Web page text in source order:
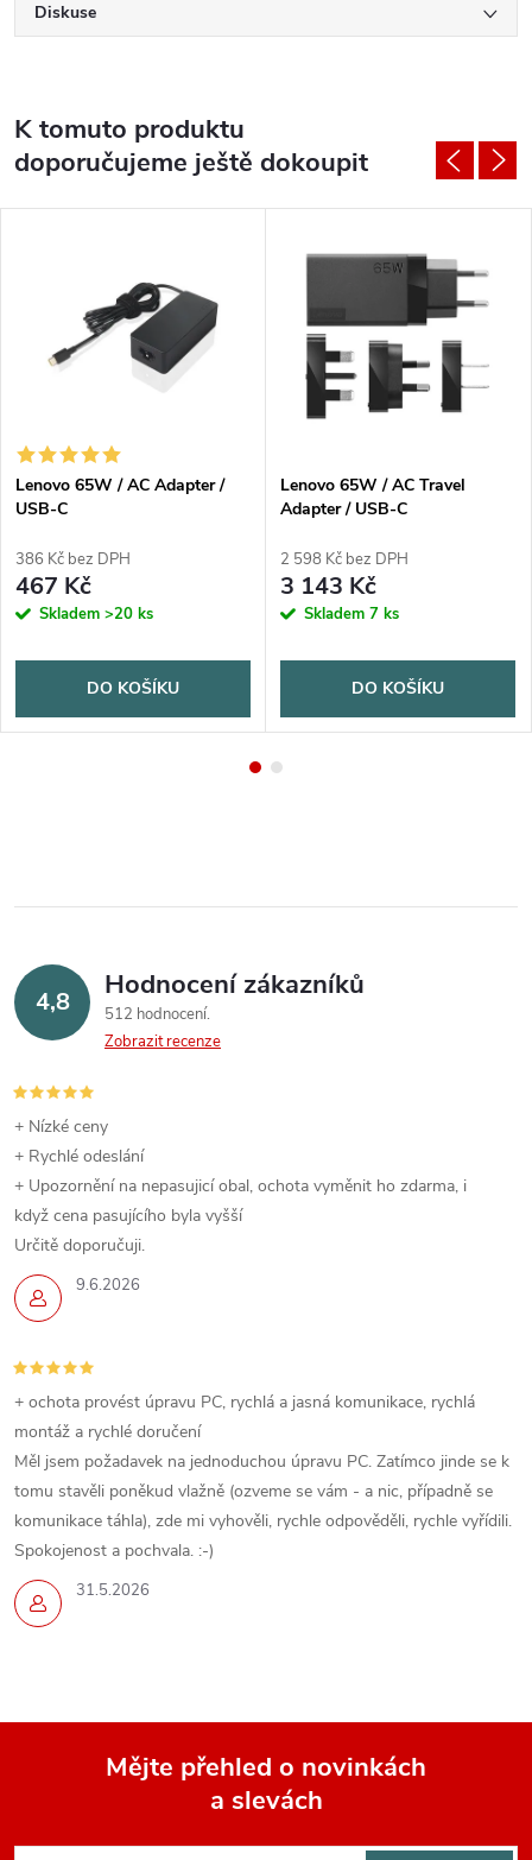
Diskuse
K tomuto produktu
doporučujeme ještě dokoupit
Lenovo 65W / AC Adapter /
USB-C
386 Kč bez DPH
467 Kč
Skladem >20 ks
DO KOŠÍKU
Lenovo 65W / AC Travel
Adapter / USB-C
2 598 Kč bez DPH
3 143 Kč
Skladem 7 ks
DO KOŠÍKU
4,8 Hodnocení zákazníků
512 hodnocení
Zobrazit recenze
9.6.2026
+ Nízké ceny
+ Rychlé odeslání
+ Upozornění na nepasujicí obal, ochota vyměnit ho zdarma, i
když cena pasujícího byla vyšší
Určitě doporučuji.
31.5.2026
+ ochota provést úpravu PC, rychlá a jasná komunikace, rychlá
montáž a rychlé doručení
Měl jsem požadavek na jednoduchou úpravu PC. Zatímco jinde se k
tomu stavěli poněkud vlažně (ozveme se vám - a nic, případně se
komunikace táhla), zde mi vyhověli, rychle odpověděli, rychle vyřídili.
Spokojenost a pochvala. :-)
Mějte přehled o novinkách
a slevách